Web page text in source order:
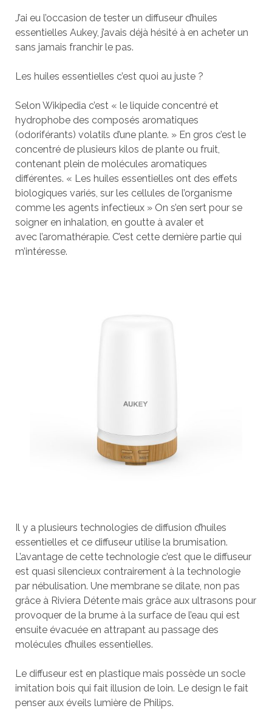
J’ai eu l’occasion de tester un diffuseur d’huiles
essentielles Aukey, j’avais déjà hésité à en acheter un
sans jamais franchir le pas.
Les huiles essentielles c’est quoi au juste ?
Selon Wikipedia c’est « le liquide concentré et
hydrophobe des composés aromatiques
(odoriférants) volatils d’une plante. » En gros c’est le
concentré de plusieurs kilos de plante ou fruit,
contenant plein de molécules aromatiques
différentes. « Les huiles essentielles ont des effets
biologiques variés, sur les cellules de l’organisme
comme les agents infectieux » On s’en sert pour se
soigner en inhalation, en goutte à avaler et
avec l’aromathérapie. C’est cette dernière partie qui
m’intéresse.
Il y a plusieurs technologies de diffusion d’huiles
essentielles et ce diffuseur utilise la brumisation.
L’avantage de cette technologie c’est que le diffuseur
est quasi silencieux contrairement à la technologie
par nébulisation. Une membrane se dilate, non pas
grâce à Riviera Détente mais grâce aux ultrasons pour
provoquer de la brume à la surface de l’eau qui est
ensuite évacuée en attrapant au passage des
molécules d’huiles essentielles.
Le diffuseur est en plastique mais possède un socle
imitation bois qui fait illusion de loin. Le design le fait
penser aux éveils lumière de Philips.